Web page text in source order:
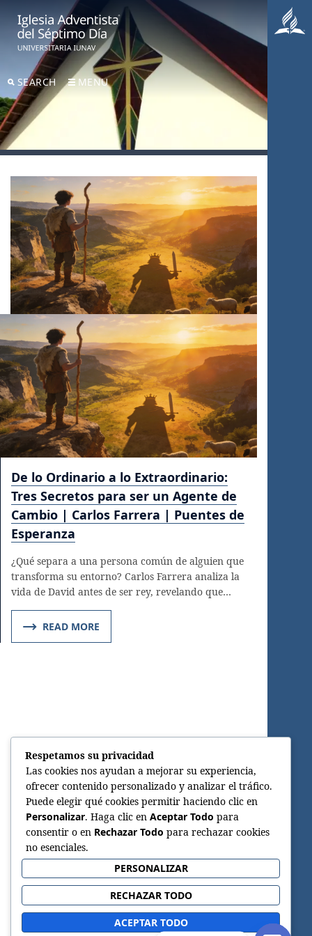
SEARCH MENU
De lo Ordinario a lo Extraordinario:
Tres Secretos para ser un Agente de
Cambio | Carlos Farrera | Puentes de
Esperanza
¿Qué separa a una persona común de alguien que
transforma su entorno? Carlos Farrera analiza la
vida de David antes de ser rey, revelando que…
READ MORE
Respetamos su privacidad
Las cookies nos ayudan a mejorar su experiencia,
ofrecer contenido personalizado y analizar el tráfico.
Puede elegir qué cookies permitir haciendo clic en
Personalizar. Haga clic en Aceptar Todo para
consentir o en Rechazar Todo para rechazar cookies
no esenciales.
PERSONALIZAR
RECHAZAR TODO
ACEPTAR TODO